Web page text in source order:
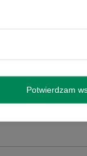
Potwierdzam